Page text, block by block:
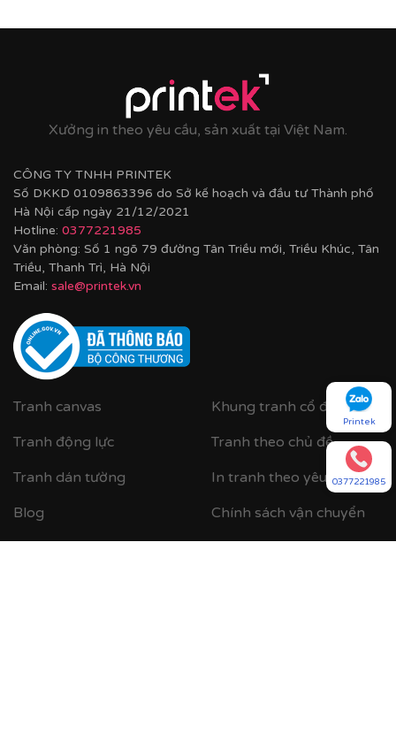
Cận cảnh tranh in trên chất liệu canvas công nghệ in
✨Chất liệu khung bền bỉ
Tranh được căng lên khung thông đã qua xử lý
chống cong vênh, ẩm mốc.
Hoàn thiện bằng khung bo viền chất liệu nhựa
composite cao cấp nâng tầm giá trị tranh.
Xưởng in theo yêu cầu, sản xuất tại Việt Nam.
CÔNG TY TNHH PRINTEK
Số DKKD 0109863396 do Sở kế hoạch và đầu tư Thành phố
Hà Nội cấp ngày 21/12/2021
Hotline: 0377221985
Văn phòng: Số 1 ngõ 79 đường Tân Triều mới, Triều Khúc, Tân
Triều, Thanh Trì, Hà Nội
Email: sale@printek.vn
Tranh canvas
Tranh động lực
Tranh dán tường
Blog
Khung tranh cổ điển
Tranh theo chủ đề
In tranh theo yêu cầu
Chính sách vận chuyển
Printek
0377221985